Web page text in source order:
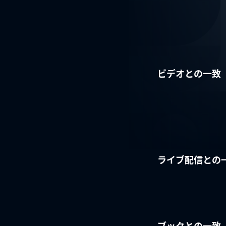
ビデオとの一致
ライブ配信との